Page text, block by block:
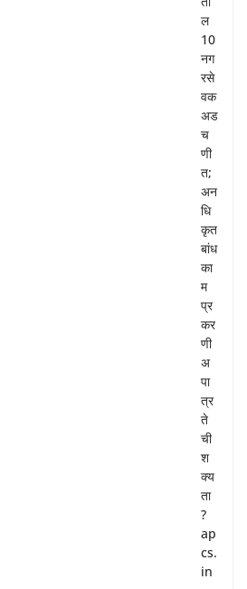
ल
10
नग
रसे
वक
अड
च
णी
त;
अन
धि
कृत
बांध
का
म
प्र
कर
णी
अ
पा
त्र
ते
ची
श
क्य
ता
?
ap
cs.
in